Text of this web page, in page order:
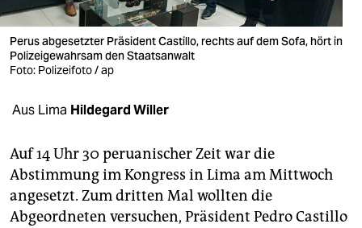
verlag
verlag
shop
fragen & hilfe
unterstützen
abo
Perus abgesetzter Präsident Castillo, rechts auf dem Sofa, hört in
Polizeigewahrsam den Staatsanwalt
Foto: Polizeifoto / ap
Aus Lima Hildegard Willer
Auf 14 Uhr 30 peruanischer Zeit war die
Abstimmung im Kongress in Lima am Mittwoch
angesetzt. Zum dritten Mal wollten die
Abgeordneten versuchen, Präsident Pedro Castillo